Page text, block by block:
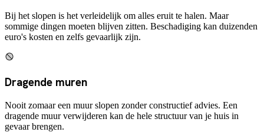
Bij het slopen is het verleidelijk om alles eruit te halen. Maar
sommige dingen moeten blijven zitten. Beschadiging kan duizenden
euro's kosten en zelfs gevaarlijk zijn.
Dragende muren
Nooit zomaar een muur slopen zonder constructief advies. Een
dragende muur verwijderen kan de hele structuur van je huis in
gevaar brengen.